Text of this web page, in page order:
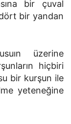
bir çuval
dört bir yandan
üzerine
hiçbiri
bir kurşun ile
yeteneğine